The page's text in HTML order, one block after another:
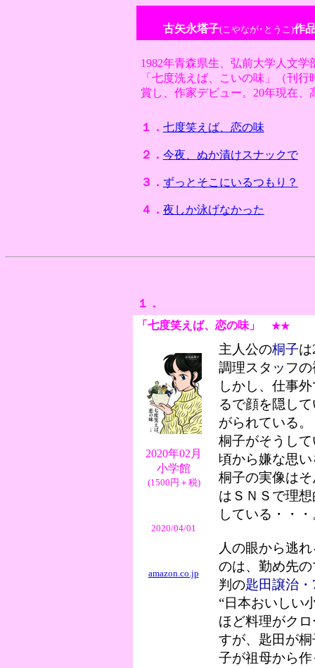
古矢永塔子(こやなが･とうこ)作
1982年青森県生、弘前大学人文学
「七度洗えば、こいの味」（刊
賞し、作家デビュー。20年現在、
１． 七度笑えば、恋の味
２． 今夜、ぬか漬けスナックで
３． ずっとそこにいるつもり？
４． 夜しか泳げなかった
１．
「七度笑えば、恋の味 」 ★★
2020年02月
小学館
(1500円＋税)
2020/04/01
amazon.co.jp
主人公の桐子
調理スタッフ
しかし、仕事
るで顔を隠し
がられている。
桐子がそうし
頃から嫌な思
桐子の実像は
はＳＮＳで理
している・・
人の眼から逃
のは、勤め先
判の匙田譲治・
“日本おいしい
ほど料理がク
すが、匙田が
子が祖母から